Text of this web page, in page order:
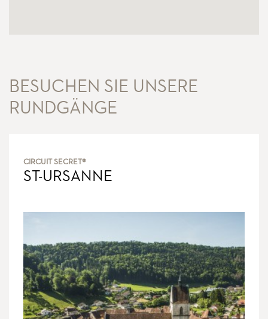
BESUCHEN SIE UNSERE
RUNDGÄNGE
CIRCUIT SECRET®
ST-URSANNE